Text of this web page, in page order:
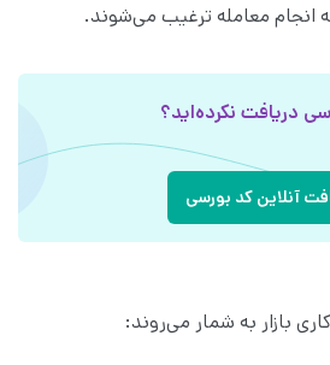
انجام معامله ترغیب می‌شوند.
دریافت نکرده‌اید؟
آنلاین کد بورسی
بازار به شمار می‌روند: